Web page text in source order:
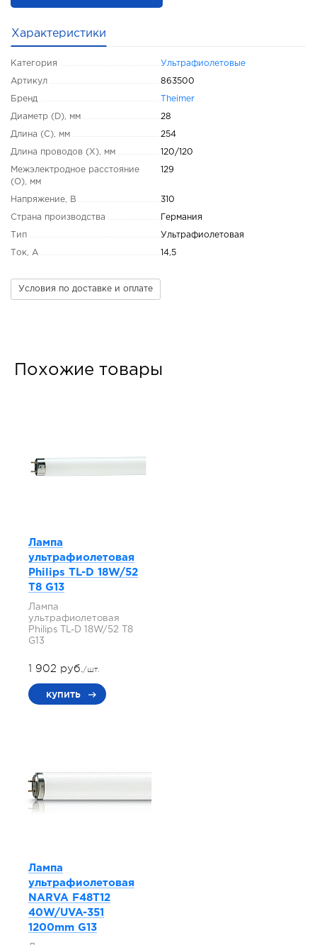
Характеристики
Категория Ультрафиолетовые
Артикул 863500
Бренд Theimer
Диаметр (D), мм 28
Длина (C), мм 254
Длина проводов (X), мм 120/120
Межэлектродное расстояние
(O), мм
129
Напряжение, В 310
Страна производства Германия
Тип Ультрафиолетовая
Ток, А 14,5
Условия по доставке и оплате
Похожие товары
Лампа
ультрафиолетовая
Philips TL-D 18W/52
T8 G13
Лампа
ультрафиолетовая
Philips TL-D 18W/52 T8
G13
1 902 руб./шт.
купить
Лампа
ультрафиолетовая
NARVA F48T12
40W/UVA-351
1200mm G13